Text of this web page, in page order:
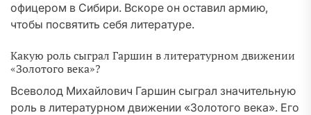
офицером в Сибири. Вскоре он оставил армию,
чтобы посвятить себя литературе.
Какую роль сыграл Гаршин в литературном движении
«Золотого века»?
Всеволод Михайлович Гаршин сыграл значительную
роль в литературном движении «Золотого века». Его